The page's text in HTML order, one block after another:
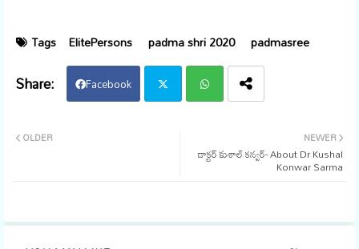
Tags ElitePersons padma shri 2020 padmasree
Facebook
ats
NEWER
డాక్టర్ కుశాల్‌ కన్వర్‌- About Dr Kushal
Konwar Sarma
OLDER